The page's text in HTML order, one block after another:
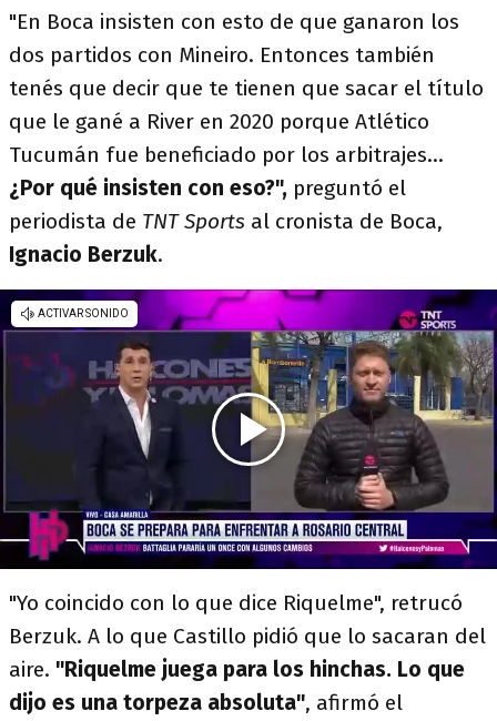
"En Boca insisten con esto de que ganaron los
dos partidos con Mineiro. Entonces también
tenés que decir que te tienen que sacar el título
que le gané a River en 2020 porque Atlético
Tucumán fue beneficiado por los arbitrajes...
¿Por qué insisten con eso?", preguntó el
periodista de TNT Sports al cronista de Boca,
Ignacio Berzuk.
"Yo coincido con lo que dice Riquelme", retrucó
Berzuk. A lo que Castillo pidió que lo sacaran del
aire. "Riquelme juega para los hinchas. Lo que
dijo es una torpeza absoluta", afirmó el